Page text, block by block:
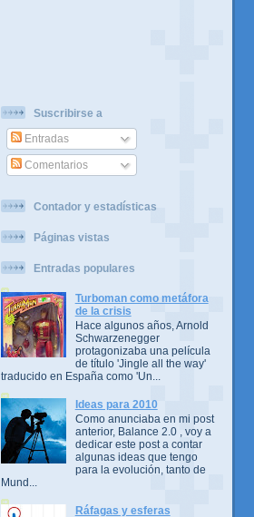
Suscribirse a
Entradas
Comentarios
Contador y estadísticas
Páginas vistas
Entradas populares
Turboman como metáfora
de la crisis
Hace algunos años, Arnold
Schwarzenegger
protagonizaba una película
de título 'Jingle all the way'
traducido en España como 'Un...
Ideas para 2010
Como anunciaba en mi post
anterior, Balance 2.0 , voy a
dedicar este post a contar
algunas ideas que tengo
para la evolución, tanto de
Mund...
Ráfagas y esferas